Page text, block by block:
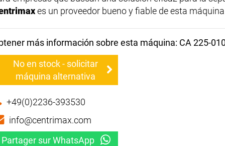
es un proveedor bueno y fiable de esta
más información sobre esta máquina: CA 225-
No en stock - solicitar
máquina alternativa
+49(0)2236-393530
info@centrimax.com
Partager sur WhatsApp